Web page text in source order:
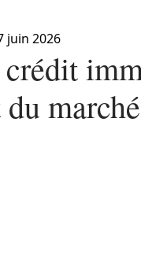
juin 2026
du marché